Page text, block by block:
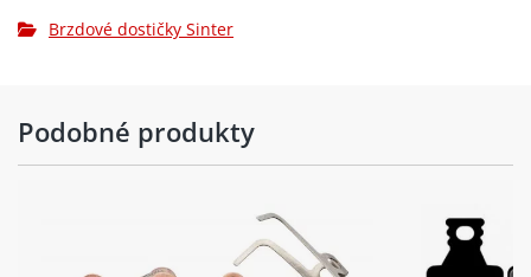
Brzdové dostičky Sinter
Podobné produkty